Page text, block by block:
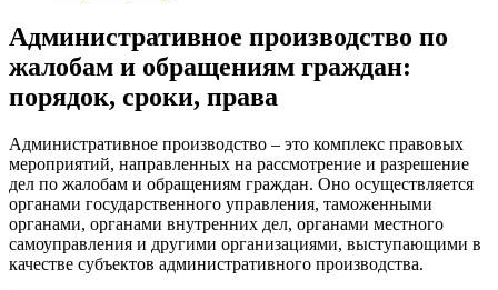
Административное производство по
жалобам и обращениям граждан:
порядок, сроки, права
Административное производство – это комплекс правовых
мероприятий, направленных на рассмотрение и разрешение
дел по жалобам и обращениям граждан. Оно осуществляется
органами государственного управления, таможенными
органами, органами внутренних дел, органами местного
самоуправления и другими организациями, выступающими в
качестве субъектов административного производства.